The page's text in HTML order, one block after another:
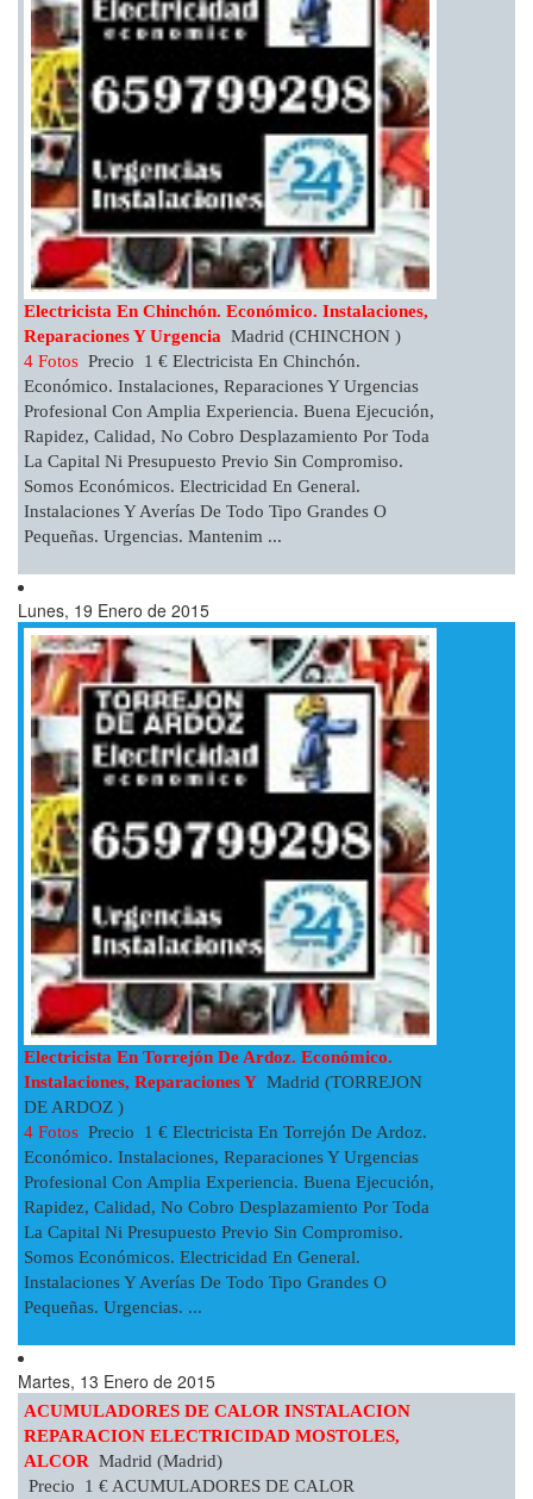
Electricista En Chinchón. Económico. Instalaciones,
Reparaciones Y Urgencia Madrid (CHINCHON )
4 Fotos Precio 1 € Electricista En Chinchón.
Económico. Instalaciones, Reparaciones Y Urgencias
Profesional Con Amplia Experiencia. Buena Ejecución,
Rapidez, Calidad, No Cobro Desplazamiento Por Toda
La Capital Ni Presupuesto Previo Sin Compromiso.
Somos Económicos. Electricidad En General.
Instalaciones Y Averías De Todo Tipo Grandes O
Pequeñas. Urgencias. Mantenim ...
Lunes, 19 Enero de 2015
Electricista En Torrejón De Ardoz. Económico.
Instalaciones, Reparaciones Y Madrid (TORREJON
DE ARDOZ )
4 Fotos Precio 1 € Electricista En Torrejón De Ardoz.
Económico. Instalaciones, Reparaciones Y Urgencias
Profesional Con Amplia Experiencia. Buena Ejecución,
Rapidez, Calidad, No Cobro Desplazamiento Por Toda
La Capital Ni Presupuesto Previo Sin Compromiso.
Somos Económicos. Electricidad En General.
Instalaciones Y Averías De Todo Tipo Grandes O
Pequeñas. Urgencias. ...
Martes, 13 Enero de 2015
ACUMULADORES DE CALOR INSTALACION
REPARACION ELECTRICIDAD MOSTOLES,
ALCOR Madrid (Madrid)
Precio 1 € ACUMULADORES DE CALOR